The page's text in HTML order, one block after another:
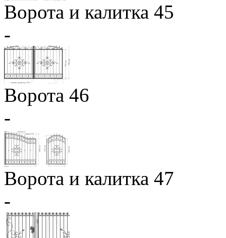
Ворота и калитка 45
-
Ворота 46
-
Ворота и калитка 47
-